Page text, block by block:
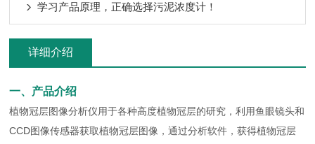
学习产品原理，正确选择污泥浓度计！
详细介绍
一、产品介绍
植物冠层图像分析仪用于各种高度植物冠层的研究，利用鱼眼镜头和
CCD图像传感器获取植物冠层图像，通过分析软件，获得植物冠层